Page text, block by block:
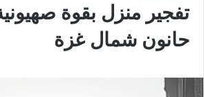
تفجير منزل بقوة
حانون شمال غزة